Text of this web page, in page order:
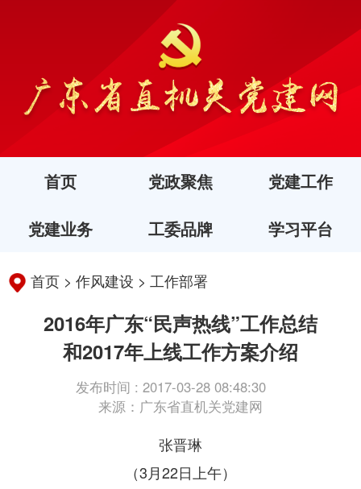
首页 党政聚焦 党建工作
党建业务 工委品牌 学习平台
首页 >作风建设 > 工作部署
2016年广东“民声热线”工作总结
和2017年上线工作方案介绍
发布时间 : 2017-03-28 08:48:30
来源：广东省直机关党建网
张晋琳
（3月22日上午）